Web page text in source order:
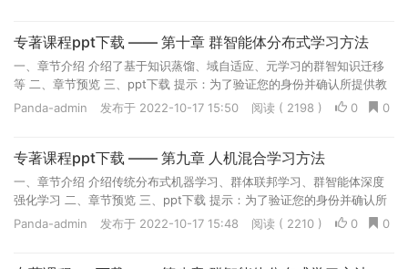
专著课程ppt下载 —— 第十章 群智能体分布式学习方法
一、章节介绍 介绍了基于知识蒸馏、域自适应、元学习的群智知识迁移
等 二、章节预览 三、ppt下载 提示：为了验证您的身份并确认所提供教
学资源为高校教学用途，请您先用学校邮箱进行注册...
0
0
Panda-admin 发布于 2022-10-17 15:50 阅读 ( 2198 )
专著课程ppt下载 —— 第九章 人机混合学习方法
一、章节介绍 介绍传统分布式机器学习、群体联邦学习、群智能体深度
强化学习 二、章节预览 三、ppt下载 提示：为了验证您的身份并确认所
提供教学资源为高校教学用途，请您先用学校邮箱进...
0
0
Panda-admin 发布于 2022-10-17 15:48 阅读 ( 2210 )